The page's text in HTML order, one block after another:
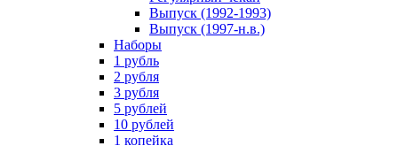
Выпуск (1992-1993)
Выпуск (1997-н.в.)
Наборы
1 рубль
2 рубля
3 рубля
5 рублей
10 рублей
1 копейка